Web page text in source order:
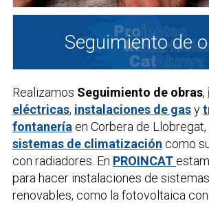
Seguimiento de
Realizamos Seguimiento de obras,
eléctricas, instalaciones de gasy
fontanería en Corbera de
sistemas de climatización como
con radiadores. En PROINCAT
para hacer instalaciones de
renovables, como la fotovoltaica